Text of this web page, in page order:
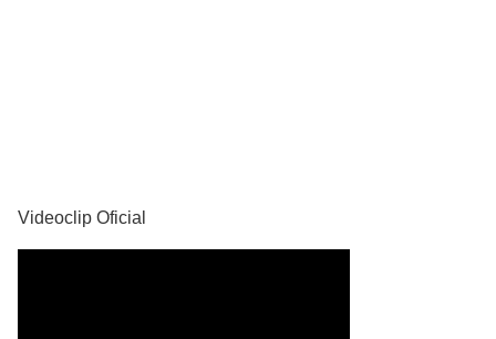
Videoclip Oficial